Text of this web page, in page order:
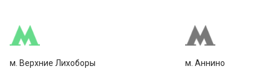
м. Верхние Лихоборы м. Аннино